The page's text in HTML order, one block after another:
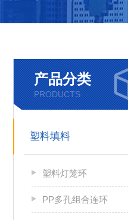
产品分类
PRODUCTS
塑料填料
塑料灯笼环
PP多孔组合连环